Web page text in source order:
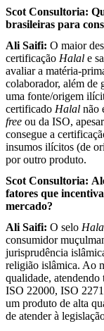
Scot Consultoria:
brasileiras para
Ali Saifi: O maior
certificação Halal e
avaliar a matéria-
colaborador, além de
uma fonte/origem
certificado Halal não
free ou da ISO,
consegue a
insumos ilícitos (de
por outro produto.
Scot Consultoria:
fatores que
mercado?
Ali Saifi: O selo
consumidor
jurisprudência
religião islâmica. Ao
qualidade,
ISO 22000, ISO
um produto de alta
de atender à